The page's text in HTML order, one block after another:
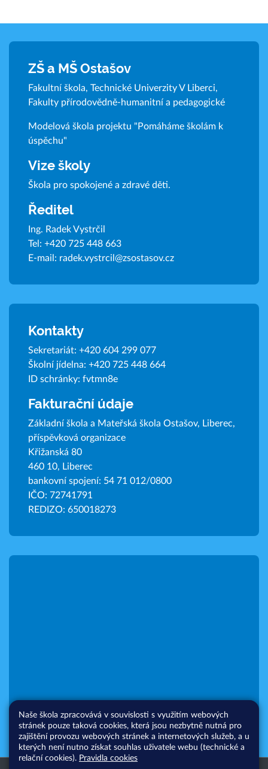
ZŠ a MŠ Ostašov
Fakultní škola, Technické Univerzity V Liberci,
Fakulty přírodovědně-humanitní a pedagogické
Modelová škola projektu "Pomáháme školám k
úspěchu"
Vize školy
Škola pro spokojené a zdravé děti.
Ředitel
Ing. Radek Vystrčil
Tel: +420 725 448 663
E-mail: radek.vystrcil@zsostasov.cz
Kontakty
Sekretariát: +420 604 299 077
Školní jídelna: +420 725 448 664
ID schránky: fvtmn8e
Fakturační údaje
Základní škola a Mateřská škola Ostašov, Liberec,
příspěvková organizace
Křižanská 80
460 10, Liberec
bankovní spojení: 54 71 012/0800
IČO: 72741791
REDIZO: 650018273
Naše škola zpracovává v souvislosti s využitím webových
stránek pouze taková cookies, která jsou nezbytně nutná pro
zajištění provozu webových stránek a internetových služeb, a u
kterých není nutno získat souhlas uživatele webu (technické a
relační cookies). Pravidla cookies